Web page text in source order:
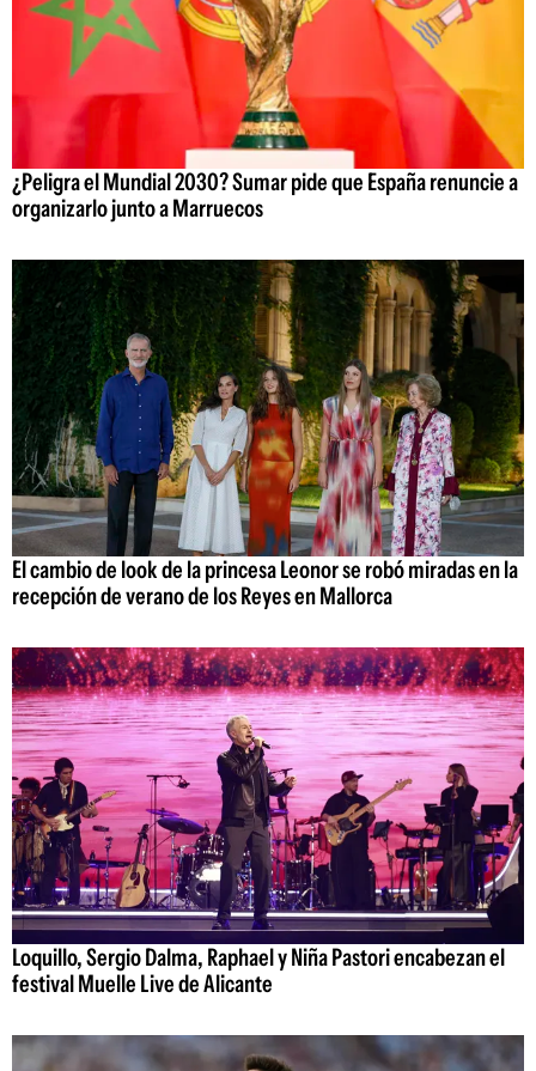
¿Peligra el Mundial 2030? Sumar pide que España renuncie a
organizarlo junto a Marruecos
El cambio de look de la princesa Leonor se robó miradas en la
recepción de verano de los Reyes en Mallorca
Loquillo, Sergio Dalma, Raphael y Niña Pastori encabezan el
festival Muelle Live de Alicante